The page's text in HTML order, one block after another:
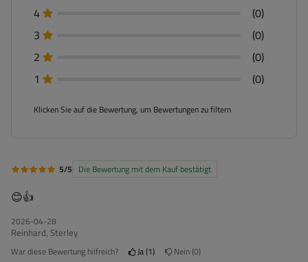
4
(0)
3
(0)
2
(0)
1
(0)
Klicken Sie auf die Bewertung, um Bewertungen zu filtern
5/5 Die Bewertung mit dem Kauf bestätigt
😊👍
2026-04-28
Reinhard, Sterley
War diese Bewertung hilfreich? Ja 1 Nein 0